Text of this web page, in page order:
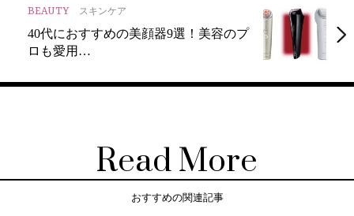
BEAUTY スキンケア
40代におすすめの美顔器9選！美容のプ
ロも愛用…
Read More
おすすめの関連記事